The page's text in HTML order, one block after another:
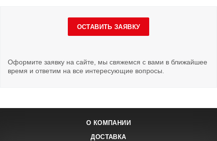
ОСТАВИТЬ ЗАЯВКУ
Оформите заявку на сайте, мы свяжемся с вами в ближайшее
время и ответим на все интересующие вопросы.
О КОМПАНИИ
ДОСТАВКА